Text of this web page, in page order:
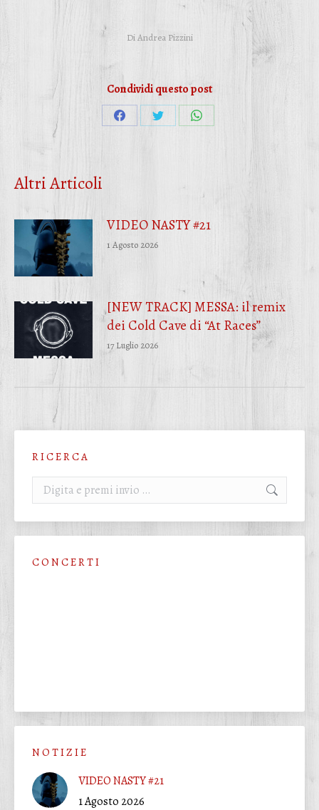
DiAndrea Pizzini
Condividi questo post
CondividiCondividiCondividi
Altri Articoli
VIDEO NASTY #21
1 Agosto 2026
[NEW TRACK] MESSA: il remix
dei Cold Cave di “At Races”
17 Luglio 2026
R I C E R C A
Cerca:
C O N C E R T I
N O T I Z I E
VIDEO NASTY #21
1 Agosto 2026